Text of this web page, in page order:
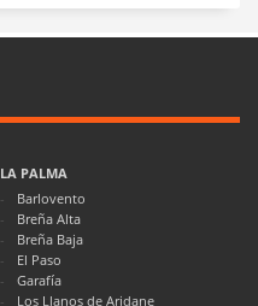
LA PALMA
Barlovento
Breña Alta
Breña Baja
El Paso
Garafía
Los Llanos de Aridane